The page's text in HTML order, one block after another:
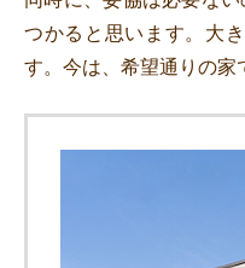
つかると思います。大
す。今は、希望通りの家